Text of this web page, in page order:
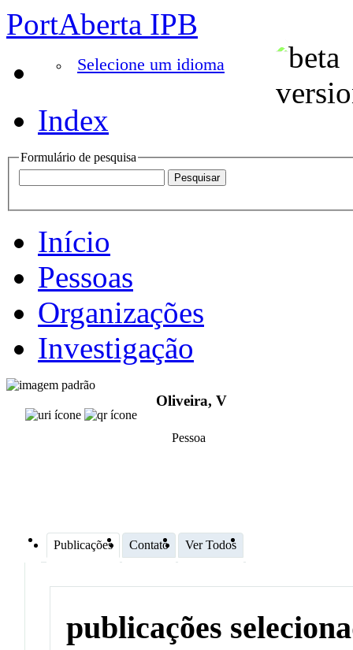
PortAberta IPB
Selecione um idioma
Index
Formulário de pesquisa
Início
Pessoas
Organizações
Investigação
Oliveira, V
Pessoa
Publicações Contato Ver Todos
publicações